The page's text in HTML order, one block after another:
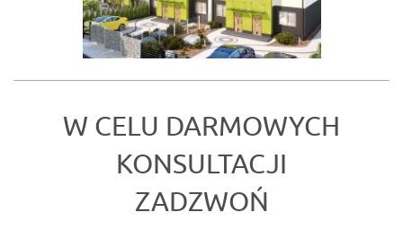
Wrzesień 2013r.
W CELU DARMOWYCH
KONSULTACJI
ZADZWOŃ